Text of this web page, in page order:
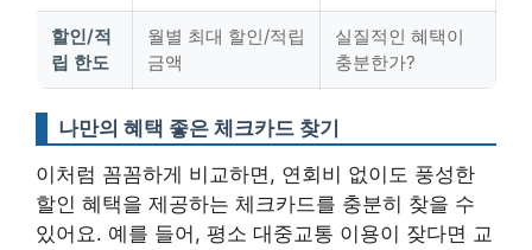
할인/적
립 한도
월별 최대 할인/적립
금액
실질적인 혜택이
충분한가?
나만의 혜택 좋은 체크카드 찾기
이처럼 꼼꼼하게 비교하면, 연회비 없이도 풍성한
할인 혜택을 제공하는 체크카드를 충분히 찾을 수
있어요. 예를 들어, 평소 대중교통 이용이 잦다면 교